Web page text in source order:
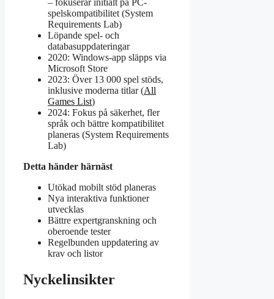
– fokuserar initialt på PC-
spelskompatibilitet (System
Requirements Lab)
Löpande spel- och
databasuppdateringar
2020: Windows-app släpps via
Microsoft Store
2023: Över 13 000 spel stöds,
inklusive moderna titlar (All
Games List)
2024: Fokus på säkerhet, fler
språk och bättre kompatibilitet
planeras (System Requirements
Lab)
Detta händer härnäst
Utökad mobilt stöd planeras
Nya interaktiva funktioner
utvecklas
Bättre expertgranskning och
oberoende tester
Regelbunden uppdatering av
krav och listor
Nyckelinsikter